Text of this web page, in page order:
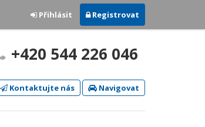
Přihlásit Registrovat
+420 544 226 046
Kontaktujte nás Navigovat